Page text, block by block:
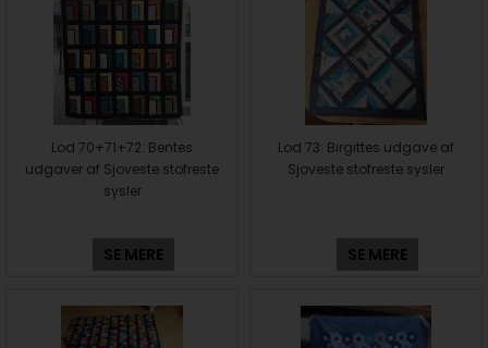
Lod 70+71+72: Bentes
udgaver af Sjoveste stofreste
sysler
SE MERE
Lod 73: Birgittes udgave af
Sjoveste stofreste sysler
SE MERE